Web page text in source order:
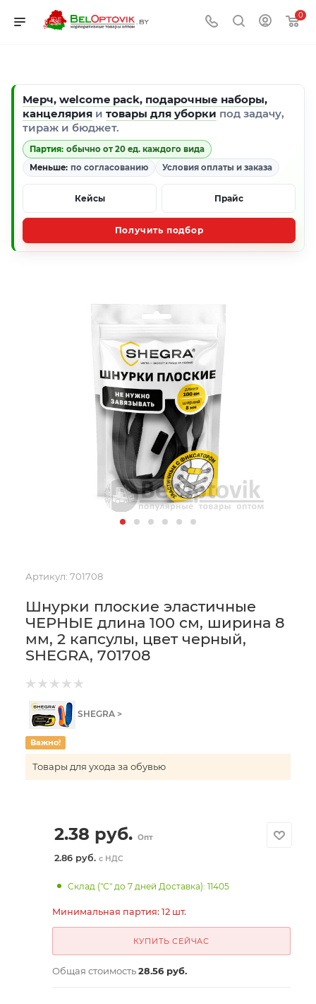
0
Мерч, welcome pack, подарочные наборы,
канцелярия и товары для уборки под задачу,
тираж и бюджет.
Партия: обычно от 20 ед. каждого вида
Меньше: по согласованию Условия оплаты и заказа
Кейсы Прайс
Получить подбор
Артикул: 701708
Шнурки плоские эластичные
ЧЕРНЫЕ длина 100 см, ширина 8
мм, 2 капсулы, цвет черный,
SHEGRA, 701708
SHEGRA >
Важно!
Товары для ухода за обувью
2.38 руб. Опт
2.86 руб. с НДС
Склад ("С" до 7 дней Доставка): 11405
Минимальная партия: 12 шт.
КУПИТЬ СЕЙЧАС
Общая стоимость28.56 руб.